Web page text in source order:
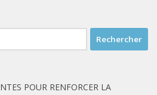
POUR RENFORCER LA